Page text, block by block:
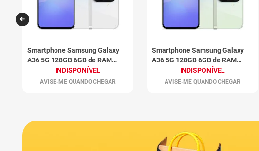
Smartphone Samsung Galaxy
A36 5G 128GB 6GB de RAM
INDISPONÍVEL
AVISE-ME QUANDO CHEGAR
Smartphone Samsung Galaxy
A36 5G 128GB 6GB de RAM
INDISPONÍVEL
AVISE-ME QUANDO CHEGAR